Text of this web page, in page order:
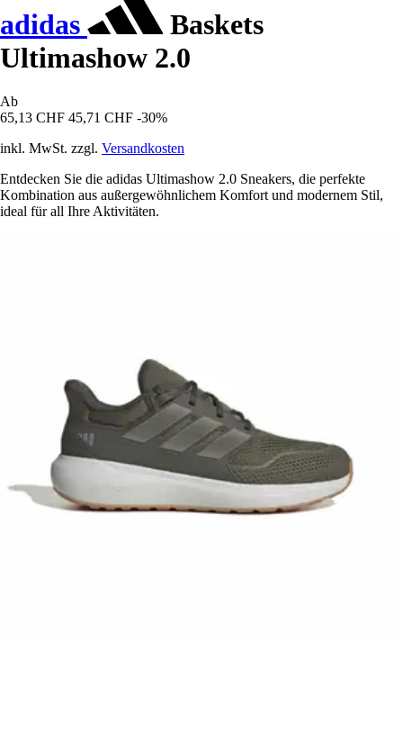
adidas
Baskets
Ultimashow 2.0
Ab
65,13 CHF 45,71 CHF -30%
inkl. MwSt. zzgl. Versandkosten
Entdecken Sie die adidas Ultimashow 2.0 Sneakers, die perfekte
Kombination aus außergewöhnlichem Komfort und modernem Stil,
ideal für all Ihre Aktivitäten.